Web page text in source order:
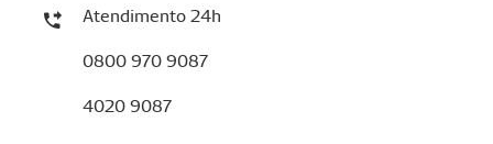
Atendimento 24h
0800 970 9087
4020 9087